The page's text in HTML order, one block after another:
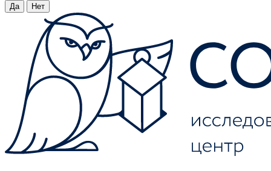
Да Нет